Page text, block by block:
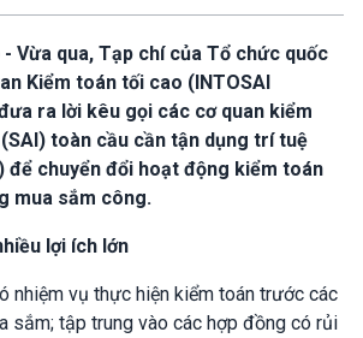
Vừa qua, Tạp chí của Tổ chức quốc
Kiểm toán tối cao (INTOSAI
ra lời kêu gọi các cơ quan kiểm
toàn cầu cần tận dụng trí tuệ
để chuyển đổi hoạt động kiểm toán
mua sắm công.
lợi ích lớn
nhiệm vụ thực hiện kiểm toán trước các
sắm; tập trung vào các hợp đồng có rủi